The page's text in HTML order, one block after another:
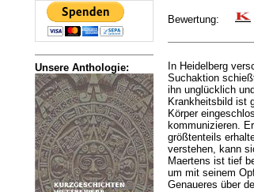
Unsere Anthologie:
Bewertung:
In Heidelberg
Suchaktion
ihn unglücklich
Krankheitsbild ist
Körper
kommunizieren.
größtenteils
verstehen, kann
Maertens ist tief
um mit seinem
Genaueres über